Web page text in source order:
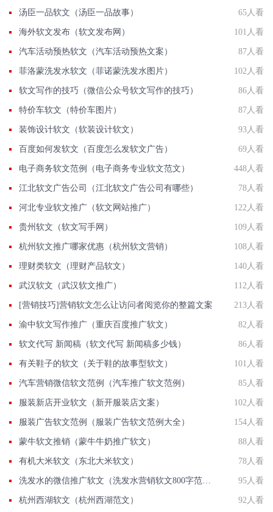
汤臣一品软文（汤臣一品故事） 65人看
海外软文发布（软文发布网） 101人看
汽车活动预热软文（汽车活动预热文案） 87人看
菲洛蒙洗发水软文（菲诺蒙洗发水图片） 102人看
软文写作的技巧（微信公众号软文写作的技巧） 86人看
特价车软文（特价车图片） 87人看
装饰设计软文（软装设计软文） 93人看
百度如何发软文（百度怎么发软文广告） 69人看
电子商务软文范例（电子商务专业软文范文） 448人看
江北软文广告公司（江北软文广告公司有哪些） 78人看
河北专业软文推广（软文网站推广） 122人看
贵州软文（软文写手网） 109人看
杭州软文推广哪家优惠（杭州软文营销） 108人看
理财类软文（理财产品软文） 140人看
武汉软文（武汉软文推广） 112人看
[营销技巧]营销软文怎么让访问者阅览你的整篇文案 213人看
渝中软文写作推广（重庆百度推广软文） 82人看
软文代写 新闻稿（软文代写 新闻稿多少钱） 86人看
有关鞋子的软文（关于鞋的故事型软文） 101人看
汽车营销微信软文范例（汽车推广软文范例） 85人看
服装新店开业软文（新开服装店文案） 102人看
服装广告软文范例（服装广告软文范例大全） 154人看
蒙牛软文推销（蒙牛牛奶推广软文） 88人看
有机大米软文（东北大米软文） 78人看
洗发水的微信推广软文（洗发水营销软文800字范文） 95人看
杭州西湖软文（杭州西湖范文） 92人看